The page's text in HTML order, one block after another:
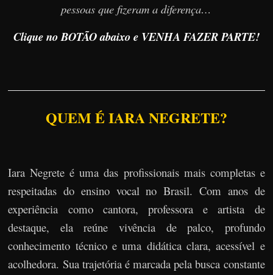
pessoas que fizeram a diferença…
Clique no BOTÃO abaixo e VENHA FAZER PARTE!
QUEM É IARA NEGRETE?
Iara Negrete é uma das profissionais mais completas e
respeitadas do ensino vocal no Brasil. Com anos de
experiência como cantora, professora e artista de
destaque, ela reúne vivência de palco, profundo
conhecimento técnico e uma didática clara, acessível e
acolhedora. Sua trajetória é marcada pela busca constante